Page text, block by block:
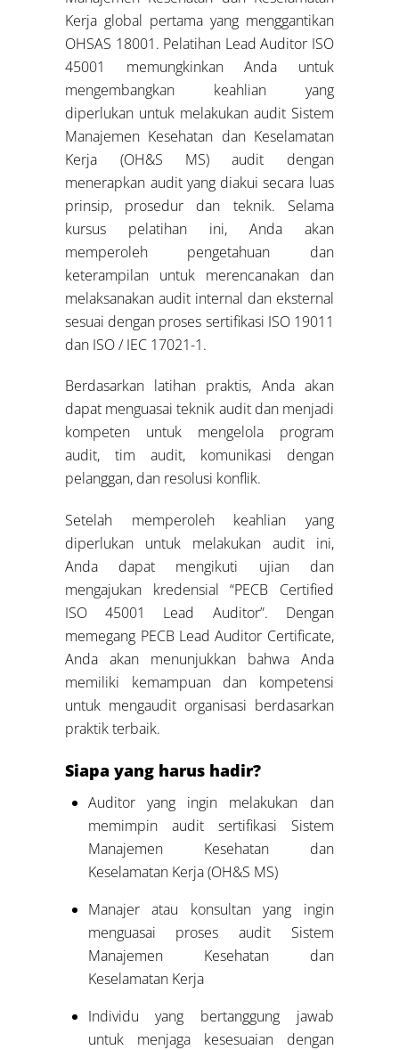
Kerja global pertama yang menggantikan
OHSAS 18001. Pelatihan Lead Auditor ISO
45001 memungkinkan Anda untuk
mengembangkan keahlian yang
diperlukan untuk melakukan audit Sistem
Manajemen Kesehatan dan Keselamatan
Kerja (OH&S MS) audit dengan
menerapkan audit yang diakui secara luas
prinsip, prosedur dan teknik. Selama
kursus pelatihan ini, Anda akan
memperoleh pengetahuan dan
keterampilan untuk merencanakan dan
melaksanakan audit internal dan eksternal
sesuai dengan proses sertifikasi ISO 19011
dan ISO / IEC 17021-1.
Berdasarkan latihan praktis, Anda akan
dapat menguasai teknik audit dan menjadi
kompeten untuk mengelola program
audit, tim audit, komunikasi dengan
pelanggan, dan resolusi konflik.
Setelah memperoleh keahlian yang
diperlukan untuk melakukan audit ini,
Anda dapat mengikuti ujian dan
mengajukan kredensial “PECB Certified
ISO 45001 Lead Auditor”. Dengan
memegang PECB Lead Auditor Certificate,
Anda akan menunjukkan bahwa Anda
memiliki kemampuan dan kompetensi
untuk mengaudit organisasi berdasarkan
praktik terbaik.
Siapa yang harus hadir?
Auditor yang ingin melakukan dan
memimpin audit sertifikasi Sistem
Manajemen Kesehatan dan
Keselamatan Kerja (OH&S MS)
Manajer atau konsultan yang ingin
menguasai proses audit Sistem
Manajemen Kesehatan dan
Keselamatan Kerja
Individu yang bertanggung jawab
untuk menjaga kesesuaian dengan